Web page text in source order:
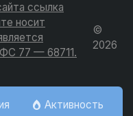
ссылка
носит
77 — 68711.
©
2026
Активность